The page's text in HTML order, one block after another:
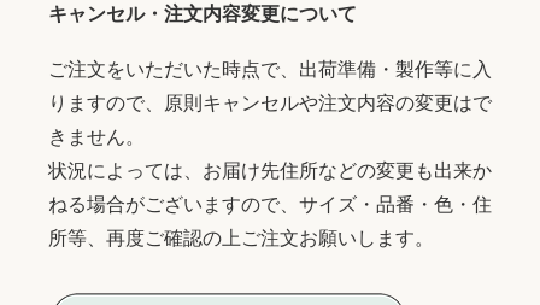
キャンセル・注文内容変更について
ご注文をいただいた時点で、出荷準備・製作等に入
りますので、原則キャンセルや注文内容の変更はで
きません。
状況によっては、お届け先住所などの変更も出来か
ねる場合がございますので、サイズ・品番・色・住
所等、再度ご確認の上ご注文お願いします。